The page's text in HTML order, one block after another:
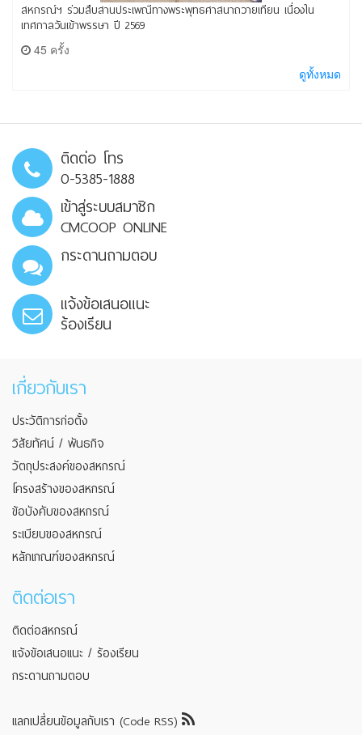
สหกรณ์ฯ ร่วมสืบสานประเพณีทางพระพุทธศาสนาถวายเทียน เนื่องใน
เทศกาลวันเข้าพรรษา ปี 2569
45 ครั้ง
ดูทั้งหมด
ติดต่อ โทร
0-5385-1888
เข้าสู่ระบบสมาชิก
CMCOOP ONLINE
กระดานถามตอบ
แจ้งข้อเสนอแนะ
ร้องเรียน
เกี่ยวกับเรา
ประวัติการก่อตั้ง
วิสัยทัศน์ / พันธกิจ
วัตถุประสงค์ของสหกรณ์
โครงสร้างของสหกรณ์
ข้อบังคับของสหกรณ์
ระเบียบของสหกรณ์
หลักเกณฑ์ของสหกรณ์
ติดต่อเรา
ติดต่อสหกรณ์
แจ้งข้อเสนอแนะ / ร้องเรียน
กระดานถามตอบ
แลกเปลี่ยนข้อมูลกับเรา (Code RSS)